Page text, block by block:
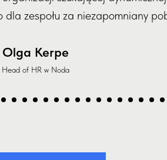
dla zespołu za niezapomniany
Olga Kerpe
Head of HR w Noda